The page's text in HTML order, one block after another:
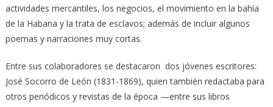
actividades mercantiles, los negocios, el movimiento en la bahía
de la Habana y la trata de esclavos; además de incluir algunos
poemas y narraciones muy cortas.
Entre sus colaboradores se destacaron dos jóvenes escritores:
José Socorro de León (1831-1869), quien también redactaba para
otros periódicos y revistas de la época —entre sus libros